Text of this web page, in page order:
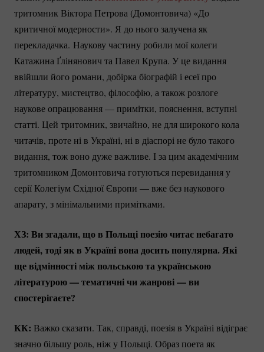
тритомник Віктора Петрова (Домонтовича) «До
критичної модерности». Я до нього залучена як
перекладачка. Наукову частину робили мої колеги
Катажина Ґлінянович та Павел Крупа. У це видання
ввійшли його романи, добірка біографій і есеї про
літературу, мистецтво, філософію, а також розлоге
наукове опрацювання — примітки, пояснення, вступні
статті. Цей тритомник, звичайно, не для широкого кола
читачів, проте ні в Україні, ні в діаспорі не було такого
видання, тож воно дуже важливе. І за цим академічним
тритомником Домонтовича готуються перевидання у
серії Колегіум Східної Європи — вже без наукового
апарату, з мінімальними примітками.
ХЗ: Ви згадали, що в Польщі поезію читає небагато
людей, тоді як в Україні вона досить популярна. Які
ще відмінності між польською та українською
літературою — тематичні чи жанрові — ви
спостерігаєте?
КК: Важко сказати. Так, справді, поезія в Україні відіграє
значно більшу роль, ніж у Польщі. Образ поета як